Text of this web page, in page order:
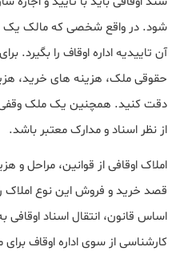
شود. در واقع شخصی که مالک یک
آن تاییدیه اداره اوقاف را بگیرد.
حقوقی ملک، هزینه های خرید،
دقت کنید. همچنین یک ملک
از نظر اسناد و مدارک معتبر باشد.
املاک اوقافی از قوانین، مراحل و
قصد خرید و فروش این نوع املاک را
کارشناسی از سوی اداره اوقاف